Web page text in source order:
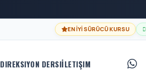
EN İYİ SÜRÜCÜ KURSU
DIREKSIYON DERSIİLETIŞIM